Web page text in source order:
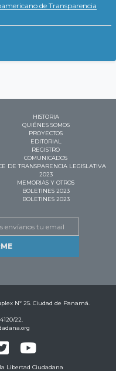
de Transparencia
HISTORIA
QUIÉNES SOMOS
PROYECTOS
EDITORIAL
REGISTRO
COMUNICADOS
DE TRANSPARENCIA LEGISLATIVA
2023
MEMORIAS Y OTROS
BOLETINES 2023
BOLETINES 2023
Nº 25. Ciudad de Panamá.
22.
Libertad Ciudadana